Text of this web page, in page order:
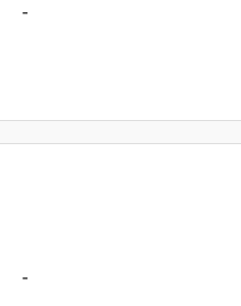
-
-